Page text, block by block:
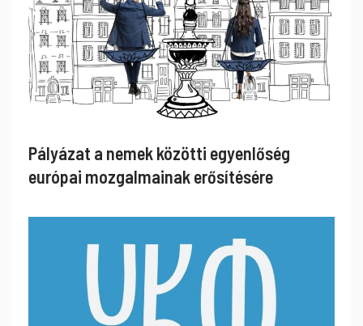
Pályázat a nemek közötti egyenlőség
európai mozgalmainak erősítésére